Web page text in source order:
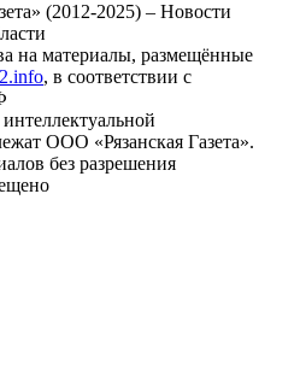
(2012-2025) – Новости
на материалы, размещённые
, в соответствии с
интеллектуальной
ООО «Рязанская Газета».
без разрешения